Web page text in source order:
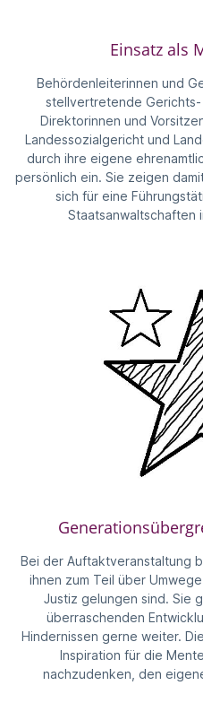
Einsatz als
Behördenleiterinnen und
stellvertretende Gerichts-
Direktorinnen und
Landessozialgericht und
durch ihre eigene
persönlich ein. Sie zeigen
sich für eine
Staatsanwaltschaften
Bei der Auftaktveranstaltung
ihnen zum Teil über
Justiz gelungen sind. Sie
überraschenden
Hindernissen gerne weiter.
Inspiration für die
nachzudenken, den